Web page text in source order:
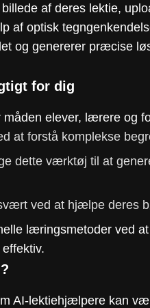
af deres lektie,
af optisk
og genererer præcise
for dig
elever, lærere og
at forstå komplekse
dette værktøj til at
ved at hjælpe deres
læringsmetoder ved
AI-lektiehjælpere kan